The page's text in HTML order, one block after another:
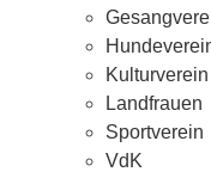
Kulturverein
Landfrauen
Sportverein
VdK